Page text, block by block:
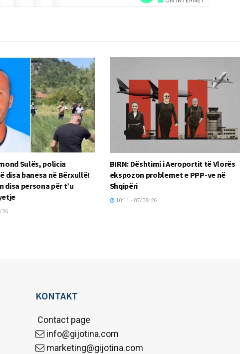
Sulës, policia
disa banesa në Bërxullë!
disa persona për t’u
26
BIRN: Dështimi i Aeroportit të Vlorës
ekspozon problemet e PPP-ve në
Shqipëri
10:11 - 07/08/26
KONTAKT
Contact page
info@gijotina.com
marketing@gijotina.com